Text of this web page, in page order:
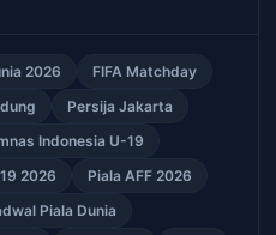
2026
FIFA Matchday
Persija Jakarta
Indonesia U-19
2026
Piala AFF 2026
Piala Dunia